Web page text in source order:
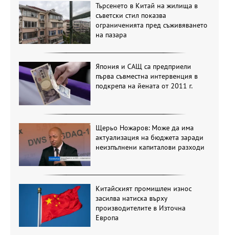
Търсенето в Китай на жилища в
съветски стил показва
ограниченията пред съживяването
на пазара
Япония и САЩ са предприели
първа съвместна интервенция в
подкрепа на йената от 2011 г.
Щерьо Ножаров: Може да има
актуализация на бюджета заради
неизпълнени капиталови разходи
Китайският промишлен износ
засилва натиска върху
производителите в Източна
Европа